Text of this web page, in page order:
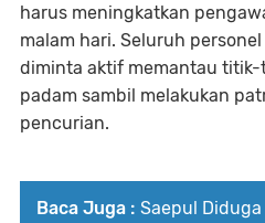
harus meningkatkan
malam hari. Seluruh
diminta aktif memantau
padam sambil melakukan
pencurian.
Baca Juga : Saepul